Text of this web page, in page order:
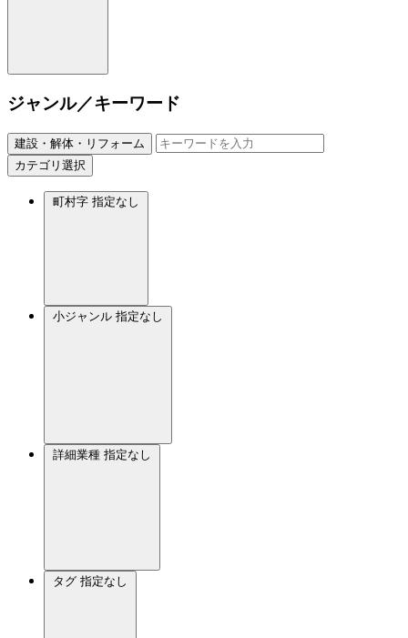
ジャンル／キーワード
建設・解体・リフォーム
カテゴリ選択
町村字 指定なし
小ジャンル 指定なし
詳細業種 指定なし
タグ 指定なし